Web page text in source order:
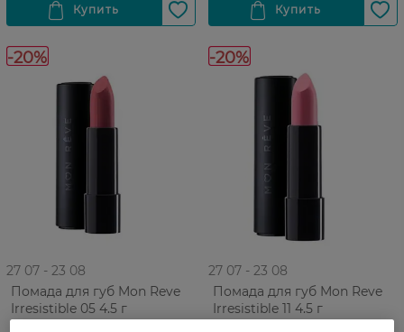
-20%
27 07 - 23 08
Помада для губ Mon Reve
Irresistible 05 4.5 г
-20%
27 07 - 23 08
Помада для губ Mon Reve
Irresistible 11 4.5 г